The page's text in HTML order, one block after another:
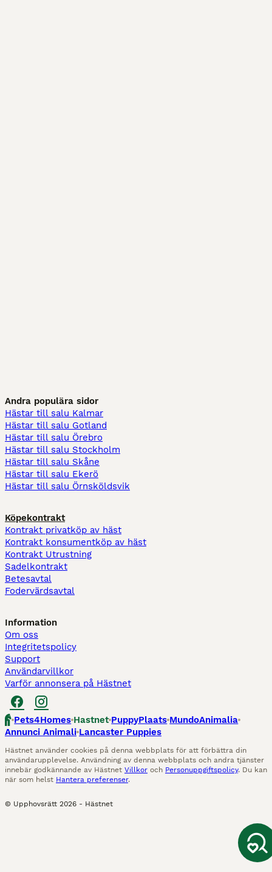
Andra populära sidor
Hästar till salu Kalmar
Hästar till salu Gotland
Hästar till salu Örebro
Hästar till salu Stockholm
Hästar till salu Skåne
Hästar till salu Ekerö
Hästar till salu Örnsköldsvik
Köpekontrakt
Kontrakt privatköp av häst
Kontrakt konsumentköp av häst
Kontrakt Utrustning
Sadelkontrakt
Betesavtal
Fodervärdsavtal
Information
Om oss
Integritetspolicy
Support
Användarvillkor
Varför annonsera på Hästnet
Pets4Homes Hastnet PuppyPlaats MundoAnimalia
Annunci Animali Lancaster Puppies
Hästnet använder cookies på denna webbplats för att förbättra din
användarupplevelse. Användning av denna webbplats och andra tjänster
innebär godkännande av Hästnet Villkor och Personuppgiftspolicy. Du kan
när som helst Hantera preferenser.
© Upphovsrätt 2026 - Hästnet